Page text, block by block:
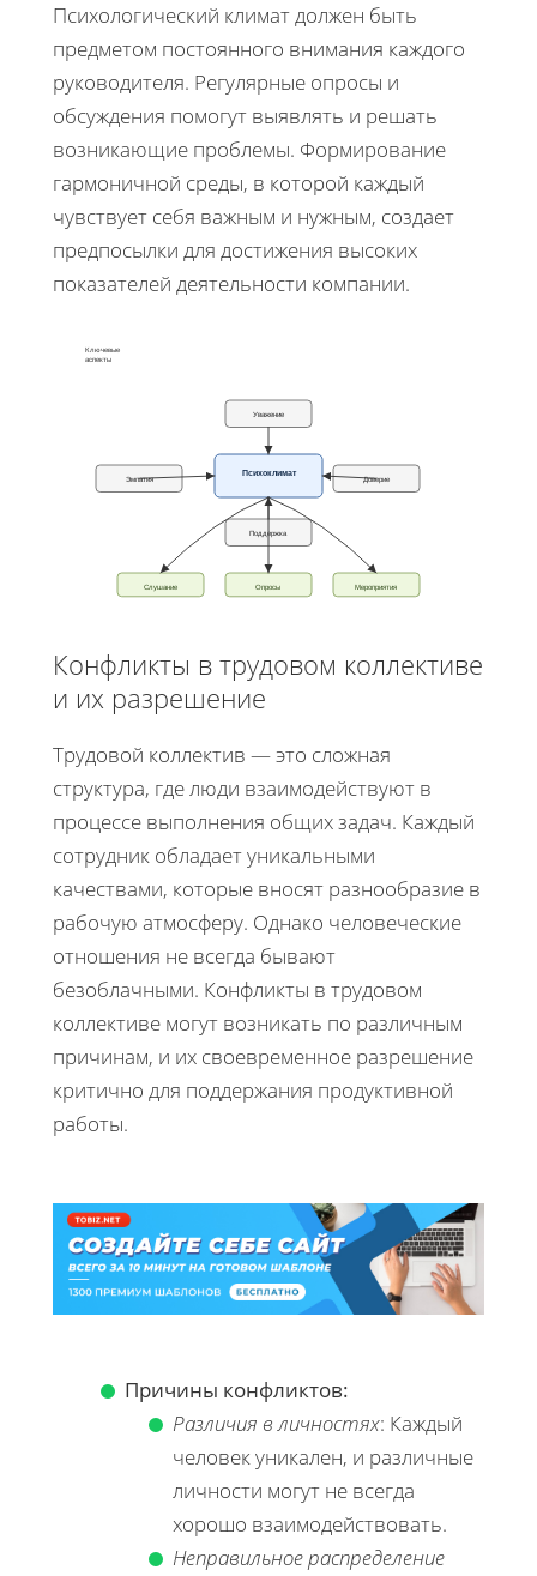
Психологический климат должен быть
предметом постоянного внимания каждого
руководителя. Регулярные опросы и
обсуждения помогут выявлять и решать
возникающие проблемы. Формирование
гармоничной среды, в которой каждый
чувствует себя важным и нужным, создает
предпосылки для достижения высоких
показателей деятельности компании.
Уважение
Эмпатия Доверие
Поддержка
Психоклимат
Слушание Опросы Мероприятия
Ключевые
аспекты
Конфликты в трудовом коллективе
и их разрешение
Трудовой коллектив — это сложная
структура, где люди взаимодействуют в
процессе выполнения общих задач. Каждый
сотрудник обладает уникальными
качествами, которые вносят разнообразие в
рабочую атмосферу. Однако человеческие
отношения не всегда бывают
безоблачными. Конфликты в трудовом
коллективе могут возникать по различным
причинам, и их своевременное разрешение
критично для поддержания продуктивной
работы.
Причины конфликтов:
Различия в личностях: Каждый
человек уникален, и различные
личности могут не всегда
хорошо взаимодействовать.
Неправильное распределение